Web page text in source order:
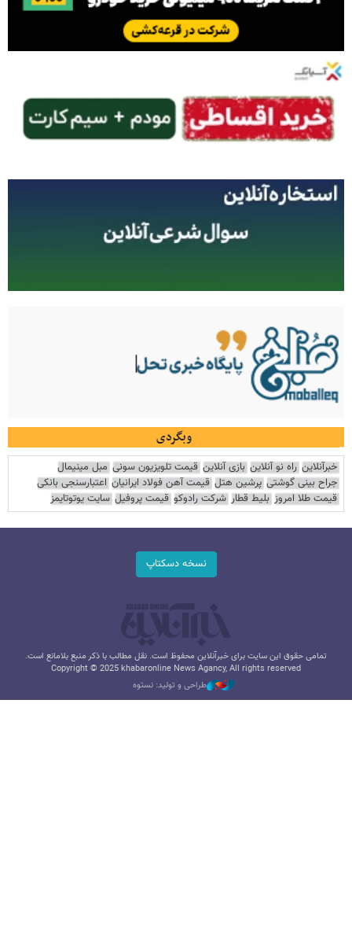
وبگردی
خبرآنلاین راه نو آنلاین بازی آنلاین قیمت تلویزیون سونی مبل مینیمال
جراح بینی گوشتی پرشین هتل قیمت آهن فولاد ایرانیان اعتبارسنجی بانکی
قیمت طلا امروز بلیط قطار شرکت رادوکو قیمت پروفیل سایت یوتوتایمز
نسخه دسکتاپ
تمامی حقوق این سایت برای خبرآنلاین محفوظ است. نقل مطالب با ذکر منبع بلامانع است.
Copyright © 2025 khabaronline News Agancy, All rights reserved
طراحی و تولید: نستوه